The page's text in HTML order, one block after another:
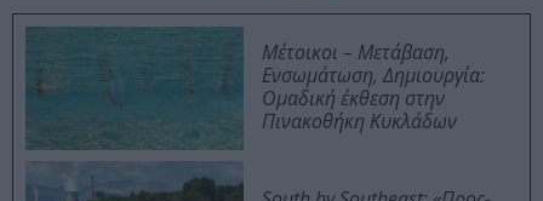
Μέτοικοι – Μετάβαση,
Ενσωμάτωση, Δημιουργία:
Ομαδική έκθεση στην
Πινακοθήκη Κυκλάδων